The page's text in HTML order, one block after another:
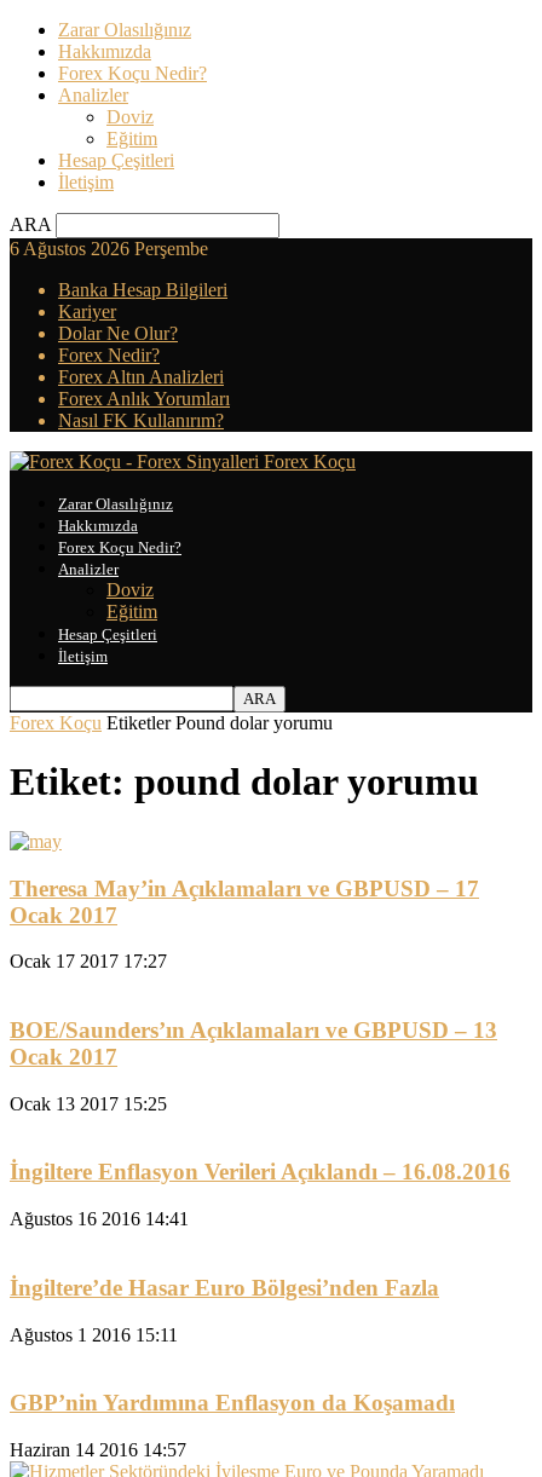
Zarar Olasılığınız
Hakkımızda
Forex Koçu Nedir?
Analizler
Doviz
Eğitim
Hesap Çeşitleri
İletişim
ARA
6 Ağustos 2026 Perşembe
Banka Hesap Bilgileri
Kariyer
Dolar Ne Olur?
Forex Nedir?
Forex Altın Analizleri
Forex Anlık Yorumları
Nasıl FK Kullanırım?
Forex Koçu
Zarar Olasılığınız
Hakkımızda
Forex Koçu Nedir?
Analizler
Doviz
Eğitim
Hesap Çeşitleri
İletişim
Forex Koçu Etiketler Pound dolar yorumu
Etiket: pound dolar yorumu
Theresa May’in Açıklamaları ve GBPUSD – 17
Ocak 2017
Ocak 17 2017 17:27
BOE/Saunders’ın Açıklamaları ve GBPUSD – 13
Ocak 2017
Ocak 13 2017 15:25
İngiltere Enflasyon Verileri Açıklandı – 16.08.2016
Ağustos 16 2016 14:41
İngiltere’de Hasar Euro Bölgesi’nden Fazla
Ağustos 1 2016 15:11
GBP’nin Yardımına Enflasyon da Koşamadı
Haziran 14 2016 14:57